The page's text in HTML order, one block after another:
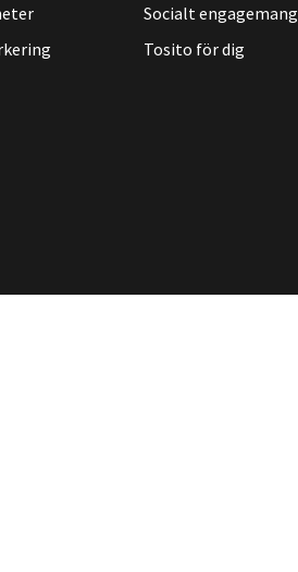
Socialt engagemang
Tosito för dig